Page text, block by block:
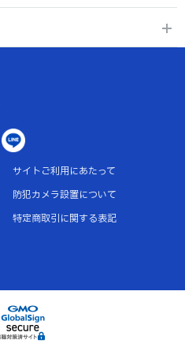
サイトご利用にあたって
防犯カメラ設置について
特定商取引に関する表記